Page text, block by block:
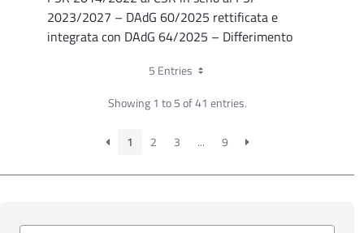
2023/2027 – DAdG 60/2025 rettificata e
integrata con DAdG 64/2025 – Differimento
- Rettifica della DAdG 60/2025 e ulteriori
impegni assunti dalla Regione Puglia a valere sul
5 Entries
Showing 1 to 5 of 41 entries.
1 2 3 ... 9